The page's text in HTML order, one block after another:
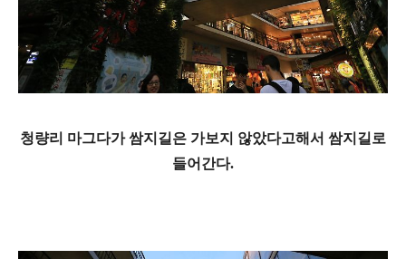
청량리 마그다가 쌈지길은 가보지 않았다고해서 쌈지길로
들어간다.